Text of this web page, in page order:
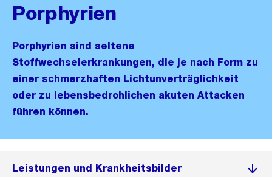
Porphyrien
Porphyrien sind seltene
Stoffwechselerkrankungen, die je nach Form zu
einer schmerzhaften Lichtunverträglichkeit
oder zu lebensbedrohlichen akuten Attacken
führen können.
Leistungen und Krankheitsbilder